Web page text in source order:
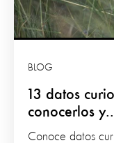
13 datos
conocerlos
BLOG
Conoce datos